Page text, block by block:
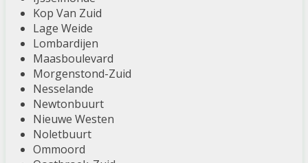
Kop Van Zuid
Lage Weide
Lombardijen
Maasboulevard
Morgenstond-Zuid
Nesselande
Newtonbuurt
Nieuwe Westen
Noletbuurt
Ommoord